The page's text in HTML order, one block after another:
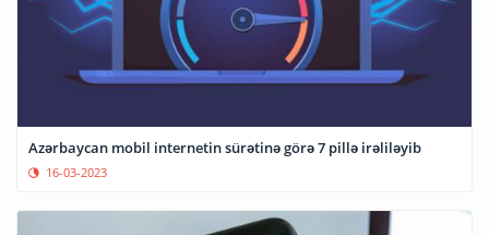
Azərbaycan mobil internetin sürətinə görə 7 pillə irəliləyib
16-03-2023